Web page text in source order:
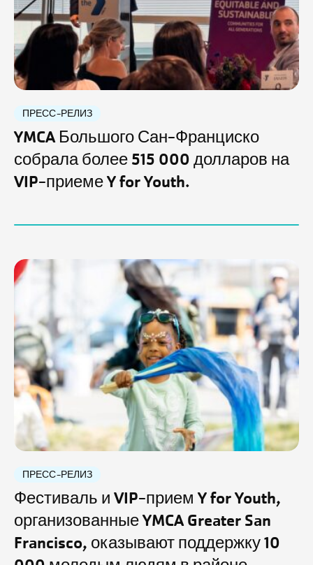
ПРЕСС-РЕЛИЗ
YMCA Большого Сан-Франциско
собрала более 515 000 долларов на
VIP-приеме Y for Youth.
ПРЕСС-РЕЛИЗ
Фестиваль и VIP-прием Y for Youth,
организованные YMCA Greater San
Francisco, оказывают поддержку 10